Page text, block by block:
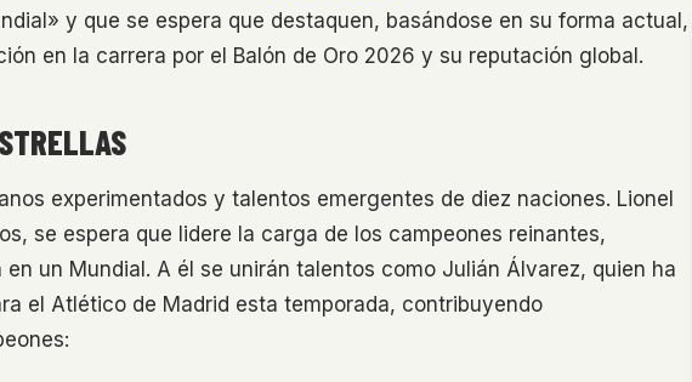
y que se espera que destaquen, basándose en su forma actual,
en la carrera por el Balón de Oro 2026 y su reputación global.
experimentados y talentos emergentes de diez naciones. Lionel
se espera que lidere la carga de los campeones reinantes,
un Mundial. A él se unirán talentos como Julián Álvarez, quien ha
el Atlético de Madrid esta temporada, contribuyendo